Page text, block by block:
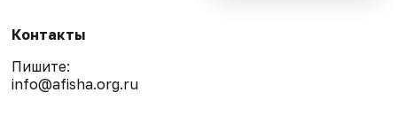
Контакты
Пишите:
info@afisha.org.ru